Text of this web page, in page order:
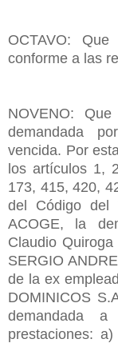
OCTAVO:
conforme a las
NOVENO:
demandada
vencida. Por
los artículos 1,
173, 415, 420,
del Código del
ACOGE, la
Claudio
SERGIO
de la ex
DOMINICOS
demandada
prestaciones: